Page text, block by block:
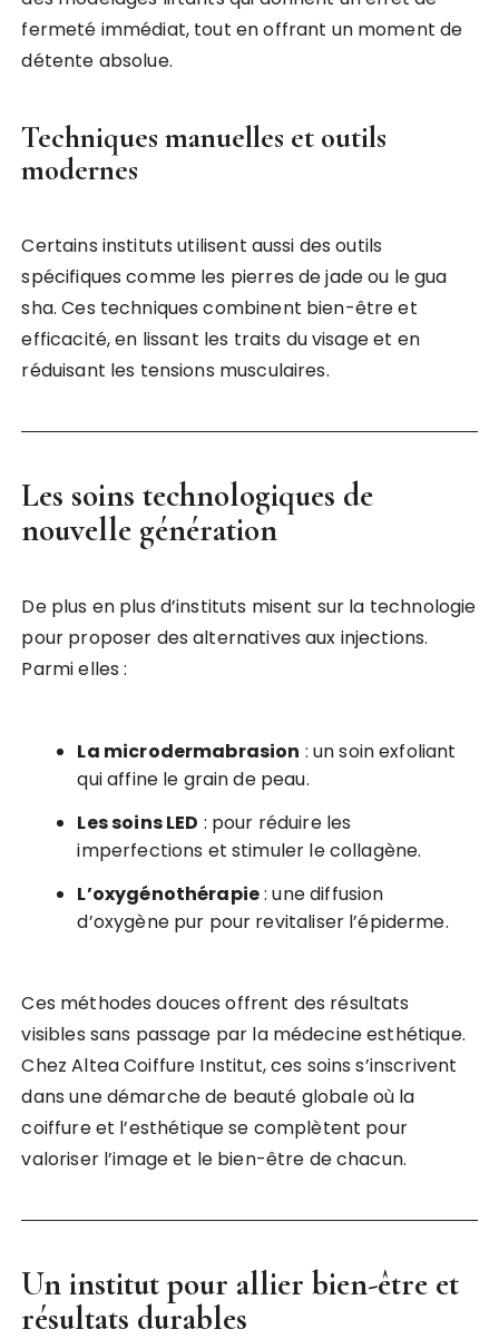
fermeté immédiat, tout en offrant un moment de
détente absolue.
Techniques manuelles et outils
modernes
Certains instituts utilisent aussi des outils
spécifiques comme les pierres de jade ou le gua
sha. Ces techniques combinent bien-être et
efficacité, en lissant les traits du visage et en
réduisant les tensions musculaires.
Les soins technologiques de
nouvelle génération
De plus en plus d’instituts misent sur la technologie
pour proposer des alternatives aux injections.
Parmi elles :
La microdermabrasion : un soin exfoliant
qui affine le grain de peau.
Les soins LED : pour réduire les
imperfections et stimuler le collagène.
L’oxygénothérapie: une diffusion
d’oxygène pur pour revitaliser l’épiderme.
Ces méthodes douces offrent des résultats
visibles sans passage par la médecine esthétique.
Chez Altea Coiffure Institut, ces soins s’inscrivent
dans une démarche de beauté globale où la
coiffure et l’esthétique se complètent pour
valoriser l’image et le bien-être de chacun.
Un institut pour allier bien-être et
résultats durables